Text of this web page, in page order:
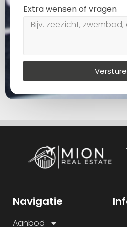
Extra wensen of vragen
Navigatie
Aanbod